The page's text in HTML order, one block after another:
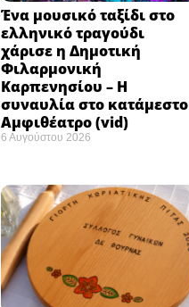
Ένα μουσικό ταξίδι στο
ελληνικό τραγούδι
χάρισε η Δημοτική
Φιλαρμονική
Καρπενησίου – Η
συναυλία στο κατάμεστο
Αμφιθέατρο (vid)
6 Αυγούστου 2026